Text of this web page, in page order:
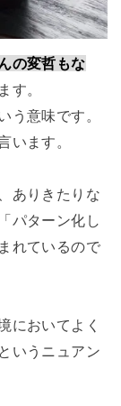
の変哲もな
す。
う意味です。
います。
ありきたりな
パターン化し
れているので
においてよく
いうニュアン